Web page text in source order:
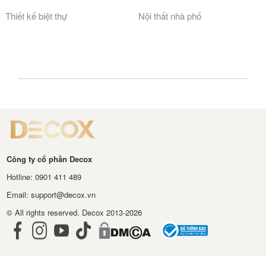
Thiết kế biệt thự Nội thất nhà phố
Công ty cổ phần Decox
Hotline: 0901 411 489
Email: support@decox.vn
© All rights reserved. Decox 2013-2026